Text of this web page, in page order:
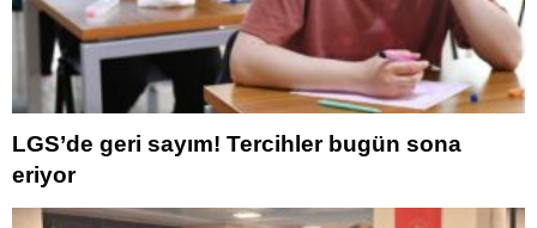
LGS’de geri sayım! Tercihler bugün sona
eriyor